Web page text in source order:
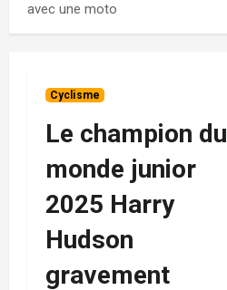
avec une moto
Cyclisme
Le champion du
monde junior
2025 Harry
Hudson
gravement